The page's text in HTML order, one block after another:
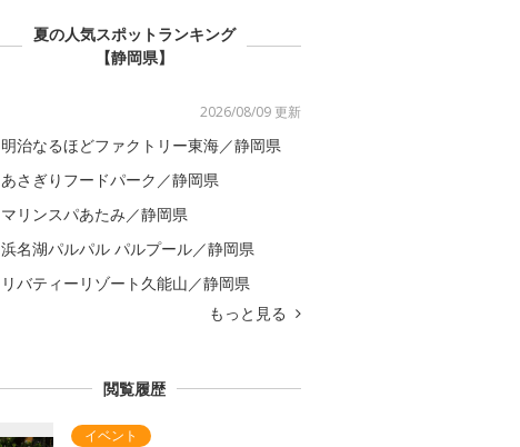
夏の人気スポットランキング
【静岡県】
2026/08/09 更新
明治なるほどファクトリー東海／静岡県
あさぎりフードパーク／静岡県
マリンスパあたみ／静岡県
浜名湖パルパル パルプール／静岡県
リバティーリゾート久能山／静岡県
もっと見る
閲覧履歴